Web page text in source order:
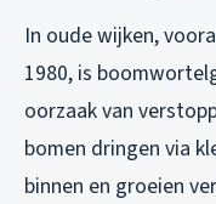
In oude wijken,
1980, is
oorzaak van
bomen dringen via
binnen en groeien